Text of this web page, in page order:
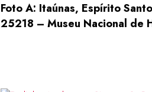
Foto A: Itaúnas, Espírito
25218 – Museu Nacional de